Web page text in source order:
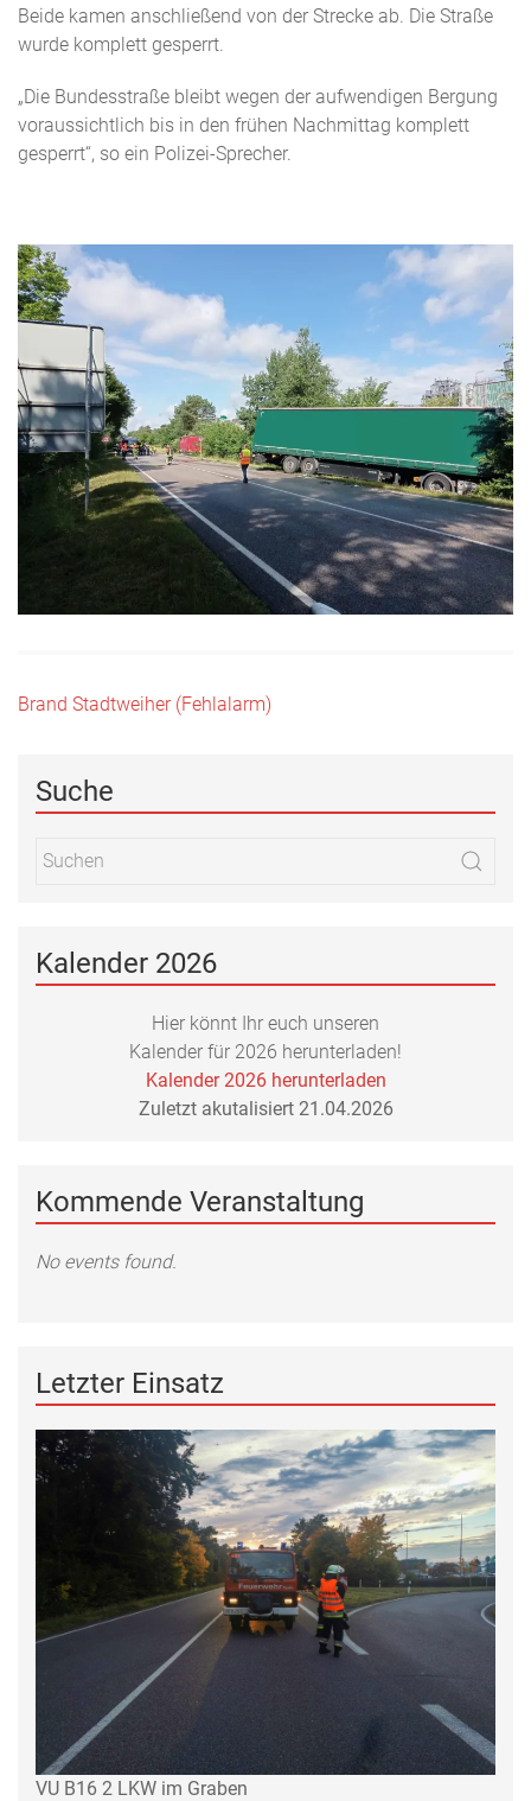
Beide kamen anschließend von der Strecke ab. Die Straße
wurde komplett gesperrt.
„Die Bundesstraße bleibt wegen der aufwendigen Bergung
voraussichtlich bis in den frühen Nachmittag komplett
gesperrt“, so ein Polizei-Sprecher.
Beitragsnavigation
Brand Stadtweiher (Fehlalarm)
Suche
Kalender 2026
Hier könnt Ihr euch unseren
Kalender für 2026 herunterladen!
Kalender 2026 herunterladen
Zuletzt akutalisiert 21.04.2026
Kommende Veranstaltung
No events found.
Letzter Einsatz
VU B16 2 LKW im Graben